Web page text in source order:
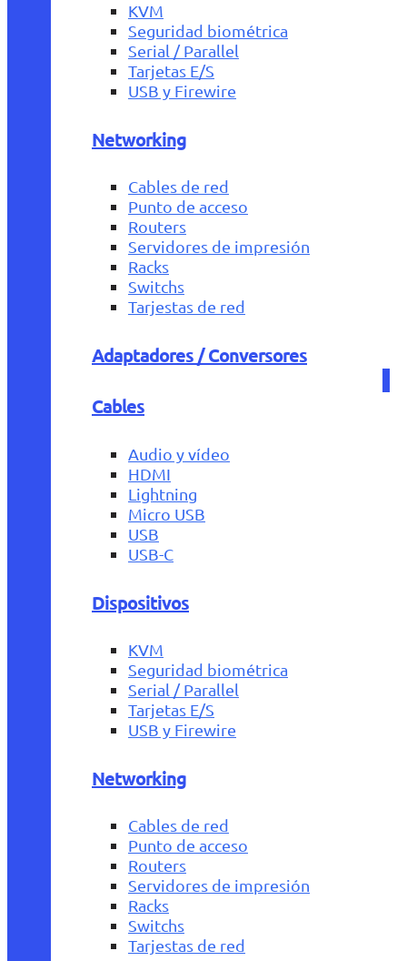
KVM
Seguridad biométrica
Serial / Parallel
Tarjetas E/S
USB y Firewire
Networking
Cables de red
Punto de acceso
Routers
Servidores de impresión
Racks
Switchs
Tarjestas de red
Adaptadores / Conversores
Cables
Audio y vídeo
HDMI
Lightning
Micro USB
USB
USB-C
Dispositivos
KVM
Seguridad biométrica
Serial / Parallel
Tarjetas E/S
USB y Firewire
Networking
Cables de red
Punto de acceso
Routers
Servidores de impresión
Racks
Switchs
Tarjestas de red